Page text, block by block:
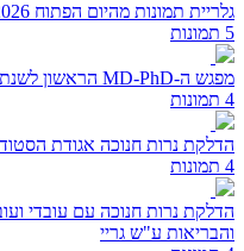
גלריית תמונות מהיום הפתוח 5.2.2026
5 תמונות
מפגש ה-MD-PhD הראשון לשנת הלימודים 2026
4 תמונות
הדלקת נרות חנוכה אגודת
4 תמונות
הדלקת נרות חנוכה עם עובדי
והבריאות ע"ש גריי